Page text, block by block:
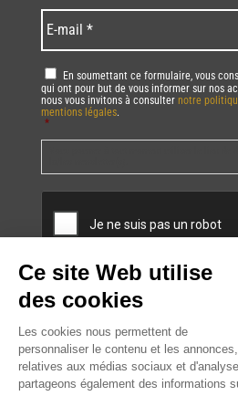
* *
Language *
mail *
RGPD *
En soumettant ce formulaire, vous
qui ont pour but de vous informer sur nos
nous vous invitons à consulter notre
mentions légales.
*